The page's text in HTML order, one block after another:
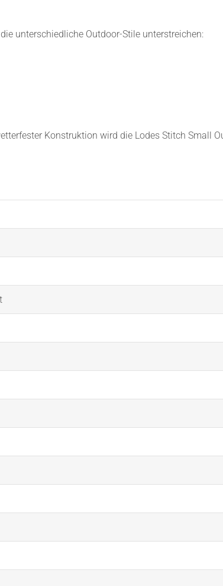
unterschiedliche Outdoor-Stile unterstreichen:
Konstruktion wird die Lodes Stitch Small